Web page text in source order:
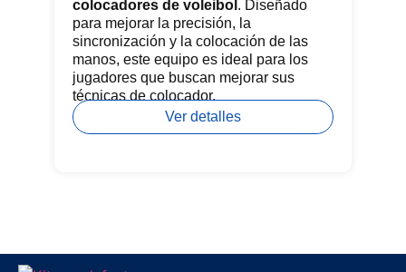
colocadores de voleibol . Diseñado
para mejorar la precisión, la
sincronización y la colocación de las
manos, este equipo es ideal para los
jugadores que buscan mejorar sus
técnicas de colocador.
Ver detalles